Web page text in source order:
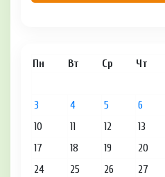
Пн Вт Ср Чт
3
4 5 6
10
11 12 13
17
18 19 20
24
25 26 27